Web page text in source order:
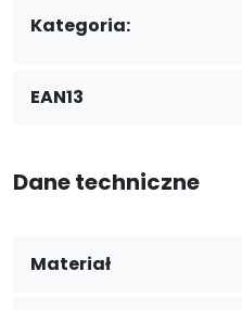
Kategoria:
EAN13
Dane techniczne
Materiał